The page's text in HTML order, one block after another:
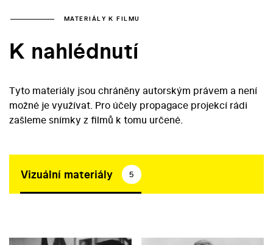
MATERIÁLY K FILMU
K nahlédnutí
Tyto materiály jsou chráněny autorským právem a není
možné je využívat. Pro účely propagace projekcí rádi
zašleme snímky z filmů k tomu určené.
Vizuální materiály 5